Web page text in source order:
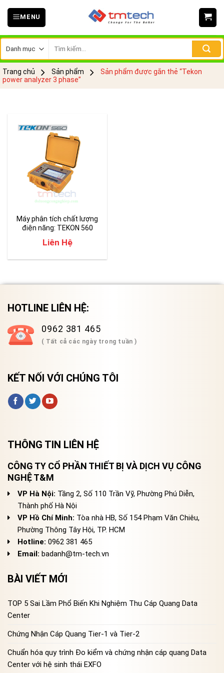
Skip
MENU
kiếm:
Trang chủ Sản phẩm
Sản phẩm được gắn thẻ “Tekon
power analyzer 3 phase”
Máy phân tích chất lượng
điện năng: TEKON 560
Liên Hệ
HOTLINE LIÊN HỆ:
0962 381 465
( Tất cả các ngày trong tuần )
KẾT NỐI VỚI CHÚNG TÔI
THÔNG TIN LIÊN HỆ
CÔNG TY CỔ PHẦN THIẾT BỊ VÀ DỊCH VỤ CÔNG
NGHỆ T&M
VP Hà Nội: Tầng 2, Số 110 Trần Vỹ, Phường Phú Diễn,
Thành phố Hà Nội
VP Hồ Chí Minh: Tòa nhà HB, Số 154 Phạm Văn Chiêu,
Phường Thông Tây Hội, TP. HCM
Hotline: 0962 381 465
Email: badanh@tm-tech.vn
BÀI VIẾT MỚI
TOP 5 Sai Lầm Phổ Biến Khi Nghiệm Thu Cáp Quang Data
Center
Chứng Nhận Cáp Quang Tier-1 và Tier-2
Chuẩn hóa quy trình Đo kiểm và chứng nhận cáp quang Data
Center với hệ sinh thái EXFO